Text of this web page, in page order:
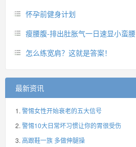
怀孕前健身计划
瘦腰腹-排出肚胀气一日速显小蛮腰
怎么练宽肩？这就是答案！
最新资讯
警惕女性开始衰老的五大信号
警惕10大日常坏习惯让你的胃很受伤
高跟鞋一族 多做伸腿操